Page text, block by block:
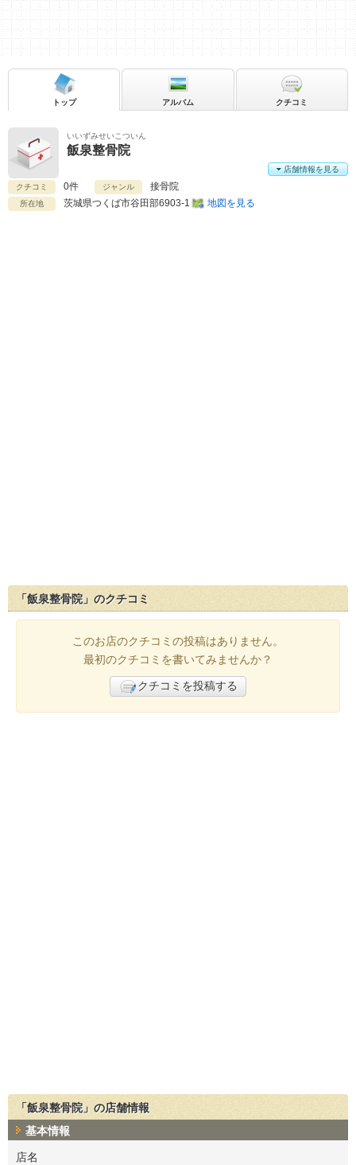
いいずみせいこついん
飯泉整骨院
クチコミ 0件 ジャンル 接骨院
所在地 茨城県つくば市谷田部6903-1 地図を見る
店舗情報を見る
トップ アルバム クチコミ
「飯泉整骨院」のクチコミ
このお店のクチコミの投稿はありません。
最初のクチコミを書いてみませんか？
クチコミを投稿する
「飯泉整骨院」の店舗情報
基本情報
店名